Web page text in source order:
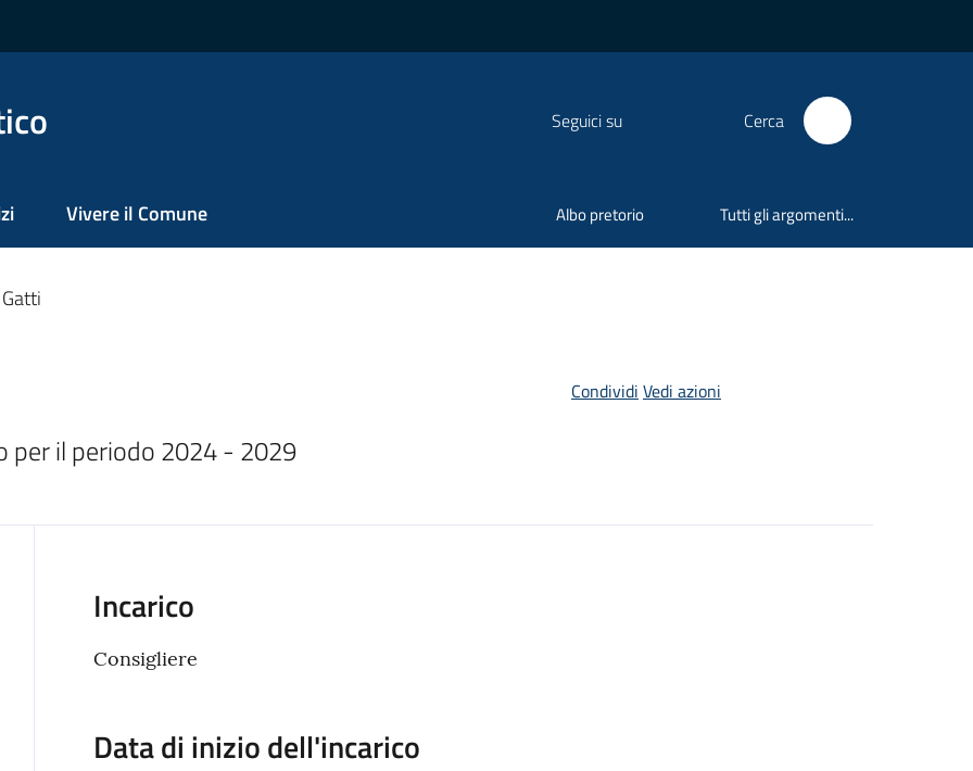
Seguici su Cerca
Vivere il Comune Albo pretorio Tutti gli argomenti...
per il periodo 2024 - 2029
Condividi Vedi azioni
Incarico
Consigliere
Data di inizio dell'incarico